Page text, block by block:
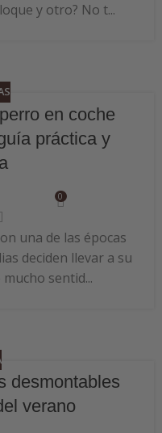
y otro? No t...
en coche
práctica y
0
una de las épocas
deciden llevar a su
sentid...
desmontables
verano